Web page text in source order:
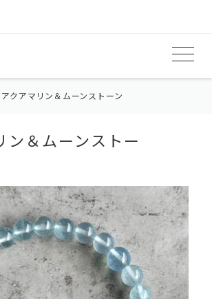
アクアマリン＆ムーンストーン
ン＆ムーンストー